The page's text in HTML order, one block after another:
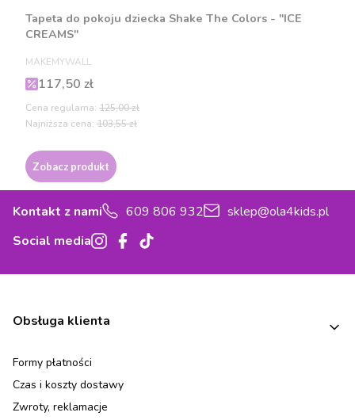
Tapeta do pokoju dziecka Shake The Colors - "ICE
CREAMS"
PRODUCENT
MAKEMYWALL
Cena promocyjna
117,50 zł
Cena regularna: 125,00 zł
Najniższa cena: 103,55 zł
Zobacz produkt
Kontakt z nami 609 806 932
sklep@ola4kids.pl
Social media
Linki w stopce
Obsługa klienta
Formy płatności
Czas i koszty dostawy
Zwroty, reklamacje